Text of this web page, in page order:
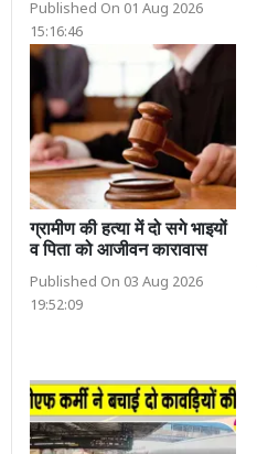
Published On 01 Aug 2026
15:16:46
ग्रामीण की हत्या में दो सगे भाइयों
व पिता को आजीवन कारावास
Published On 03 Aug 2026
19:52:09